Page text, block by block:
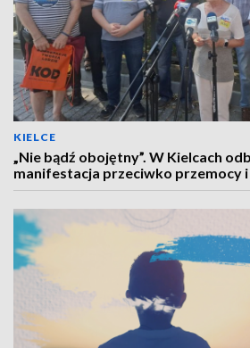
KIELCE
„Nie bądź obojętny”. W Kielcach
manifestacja przeciwko przemocy